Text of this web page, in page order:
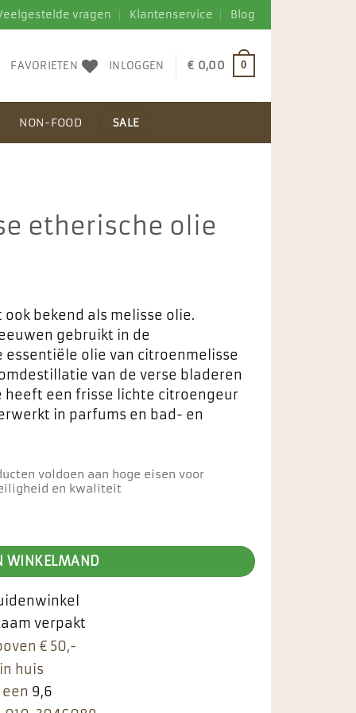
vragen Klantenservice Blog
FAVORIETEN INLOGGEN € 0,00 0
NON-FOOD SALE
etherische olie
bekend als melisse olie.
gebruikt in de
essentiële olie van citroenmelisse
van de verse bladeren
heeft een frisse lichte citroengeur
in parfums en bad- en
voldoen aan hoge eisen voor
en kwaliteit
olie aantal
WINKELMAND
verpakt
€ 50,-
huis
9,6